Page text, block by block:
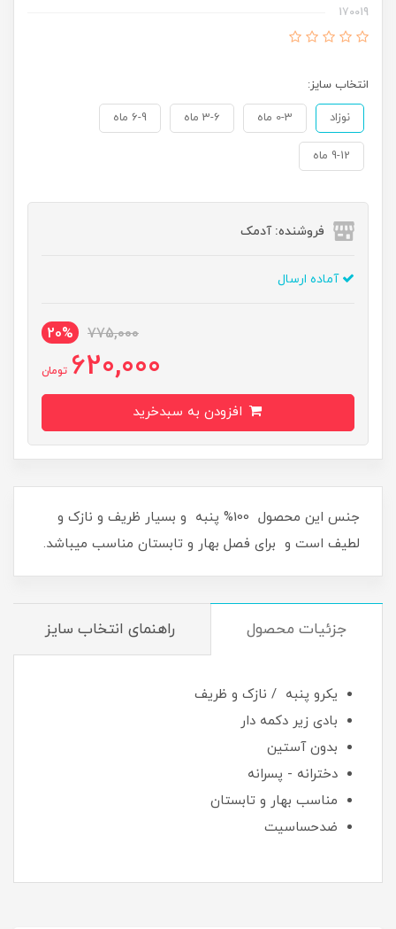
170019
انتخاب سایز:
نوزاد 0-3 ماه 3-6 ماه 6-9 ماه
9-12 ماه
فروشنده: آدمک
آماده ارسال
775,000
20%
620,000 تومان
جنس این محصول 100% پنبه و بسیار ظریف و نازک و
لطیف است و برای فصل بهار و تابستان مناسب میباشد.
جزئیات محصول راهنمای انتخاب سایز
یکرو پنبه / نازک و ظریف
بادی زیر دکمه دار
بدون آستین
دخترانه - پسرانه
مناسب بهار و تابستان
ضدحساسیت